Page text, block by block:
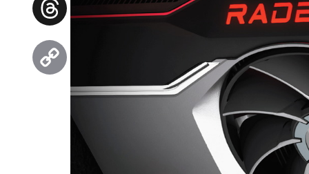
Threads
Copy
Link